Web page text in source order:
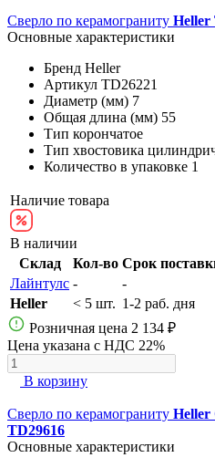
Сверло по керамограниту Heller
Основные характеристики
Бренд Heller
Артикул TD26221
Диаметр (мм) 7
Общая длина (мм) 55
Тип корончатое
Тип хвостовика
Количество в упаковке 1
Наличие товара
В наличии
Склад
Кол-во Срок
Лайнтулс -
-
Heller
< 5 шт. 1-2 раб. дня
Розничная цена 2 134 ₽
Цена указана с НДС 22%
В корзину
Сверло по керамограниту Heller
TD29616
Основные характеристики